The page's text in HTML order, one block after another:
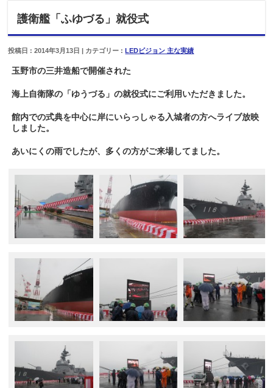
護衛艦「ふゆづる」就役式
投稿日 : 2014年3月13日 | カテゴリー :LEDビジョン 主な実績
玉野市の三井造船で開催された
海上自衛隊の「ゆうづる」の就役式にご利用いただきました。
館内での式典を中心に岸にいらっしゃる入城者の方へライブ放映
しました。
あいにくの雨でしたが、多くの方がご来場してました。